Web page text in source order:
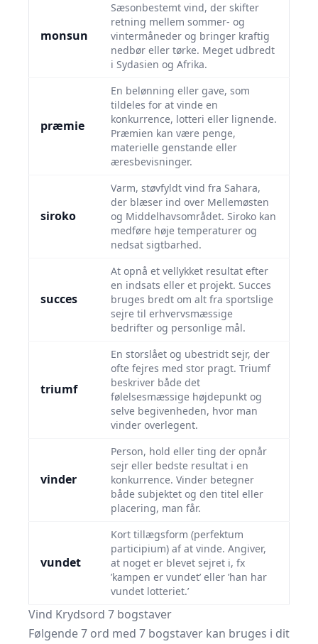
monsun
Sæsonbestemt vind, der skifter
retning mellem sommer- og
vintermåneder og bringer kraftig
nedbør eller tørke. Meget udbredt
i Sydasien og Afrika.
præmie
En belønning eller gave, som
tildeles for at vinde en
konkurrence, lotteri eller lignende.
Præmien kan være penge,
materielle genstande eller
æresbevisninger.
siroko
Varm, støvfyldt vind fra Sahara,
der blæser ind over Mellemøsten
og Middelhavsområdet. Siroko kan
medføre høje temperaturer og
nedsat sigtbarhed.
succes
At opnå et vellykket resultat efter
en indsats eller et projekt. Succes
bruges bredt om alt fra sportslige
sejre til erhvervsmæssige
bedrifter og personlige mål.
triumf
En storslået og ubestridt sejr, der
ofte fejres med stor pragt. Triumf
beskriver både det
følelsesmæssige højdepunkt og
selve begivenheden, hvor man
vinder overlegent.
vinder
Person, hold eller ting der opnår
sejr eller bedste resultat i en
konkurrence. Vinder betegner
både subjektet og den titel eller
placering, man får.
vundet
Kort tillægsform (perfektum
participium) af at vinde. Angiver,
at noget er blevet sejret i, fx
’kampen er vundet’ eller ’han har
vundet lotteriet.’
Vind Krydsord 7 bogstaver
Følgende 7 ord med 7 bogstaver kan bruges i dit